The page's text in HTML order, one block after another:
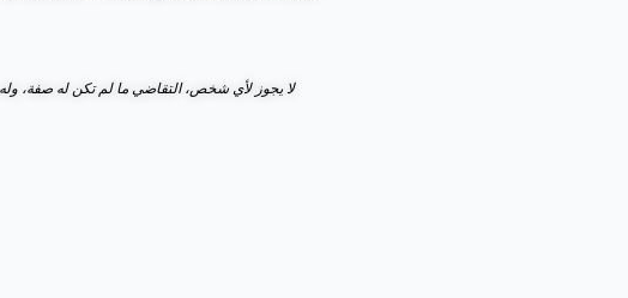
لا يجوز لأي شخص، التقاضي ما لم تكن له صفة، وله